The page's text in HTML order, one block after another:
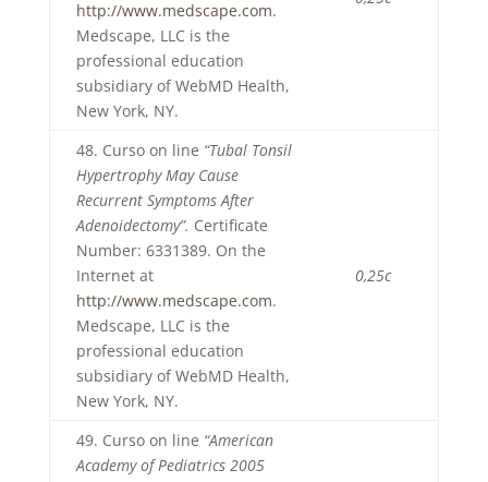
http://www.medscape.com.
Medscape, LLC is the
professional education
subsidiary of WebMD Health,
New York, NY.
48. Curso on line “Tubal Tonsil
Hypertrophy May Cause
Recurrent Symptoms After
Adenoidectomy”. Certificate
Number: 6331389. On the
Internet at
http://www.medscape.com.
Medscape, LLC is the
professional education
subsidiary of WebMD Health,
New York, NY.
0,25c
49. Curso on line “American
Academy of Pediatrics 2005